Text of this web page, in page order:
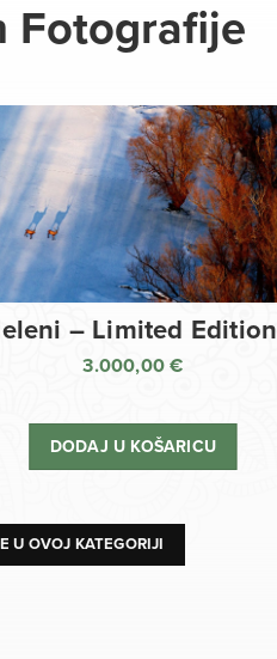
Fotografije
– Limited Edition
3.000,00€
DODAJ U KOŠARICU
U OVOJ KATEGORIJI